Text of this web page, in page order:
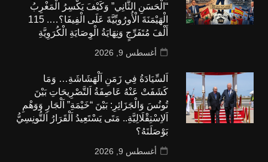
“الْحَسَنِ الثَّانِي” وَكَيْفَ يَكْسِرُ الْمَغْرِبُ
الْهَيْمَنَةَ الْأُورُوبِّيَّةَ عَلَى الْفِيفَا؟…. 115
أَلْفَ مُتَفَرِّجٍ وَنِهَايَةُ الْوِصَايَةِ الْكُرَوِيَّةِ
أغسطس 9, 2026
اَلسِّيَادَةُ فِي زَمَنِ اَلْهَشَاشَةِ… وَمَا
كَشَفَتْ عَنْهُ عَاصِفَةُ اَلتَّصْرِيحَاتِ بَيْنَ
تُونُسَ وَالْجَزَائِرِ: بَيْنَ “خَيْمَةِ” اَلْجَارِ وَوَهْمِ
اَلاِسْتِقْلَالِيَّةِ.. مَتَى يَسْتَعِيدُ اَلْقَرَارُ اَلتُّونِسِيُّ
بَوْصَلَتَهُ؟
أغسطس 9, 2026